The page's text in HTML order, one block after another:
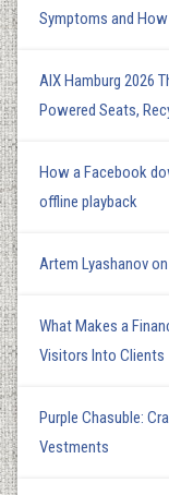
Symptoms and
AIX Hamburg 2026
Powered Seats,
How a Facebook
offline playback
Artem Lyashanov
What Makes a
Visitors Into Clients
Purple Chasuble:
Vestments